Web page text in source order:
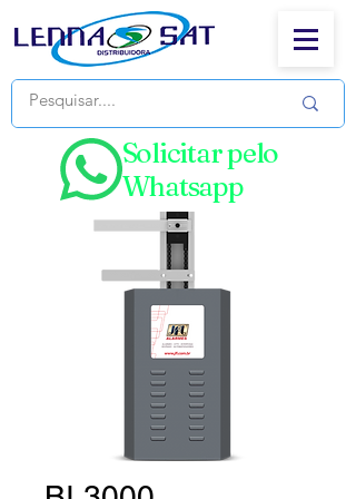
Solicitar pelo
Whatsapp